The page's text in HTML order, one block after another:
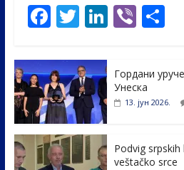
F
e
b
o
o
k
T
itt
er
Li
e
dI
Vi S
e
Гордани
Унеска
13. јун 2026.
Podvig
veštačko srce